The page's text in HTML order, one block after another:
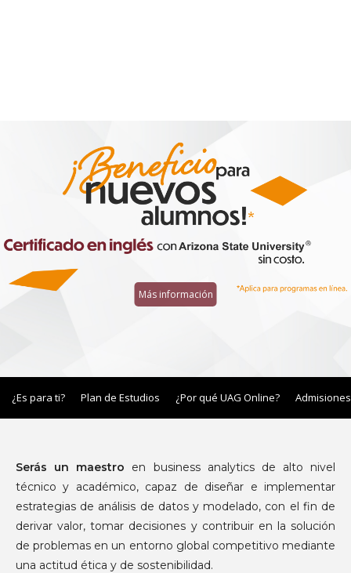
Más información
¿Es para ti? Plan de Estudios ¿Por qué UAG Online? Admisiones
Serás un maestro en business analytics de alto nivel
técnico y académico, capaz de diseñar e implementar
estrategias de análisis de datos y modelado, con el fin de
derivar valor, tomar decisiones y contribuir en la solución
de problemas en un entorno global competitivo mediante
una actitud ética y de sostenibilidad.